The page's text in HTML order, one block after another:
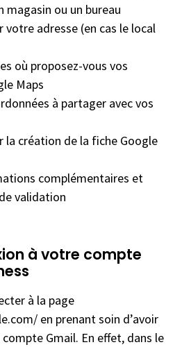
magasin ou un bureau
votre adresse (en cas le local
où proposez-vous vos
Maps
à partager avec vos
la création de la fiche Google
complémentaires et
validation
à votre compte
à la page
en prenant soin d’avoir
Gmail. En effet, dans le